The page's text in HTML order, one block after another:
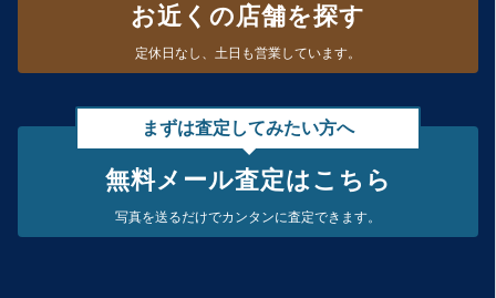
お近くの店舗を探す
定休日なし、 土日も営業しています。
まずは査定してみたい方へ
無料メール査定はこちら
写真を送るだけでカンタンに査定できます。